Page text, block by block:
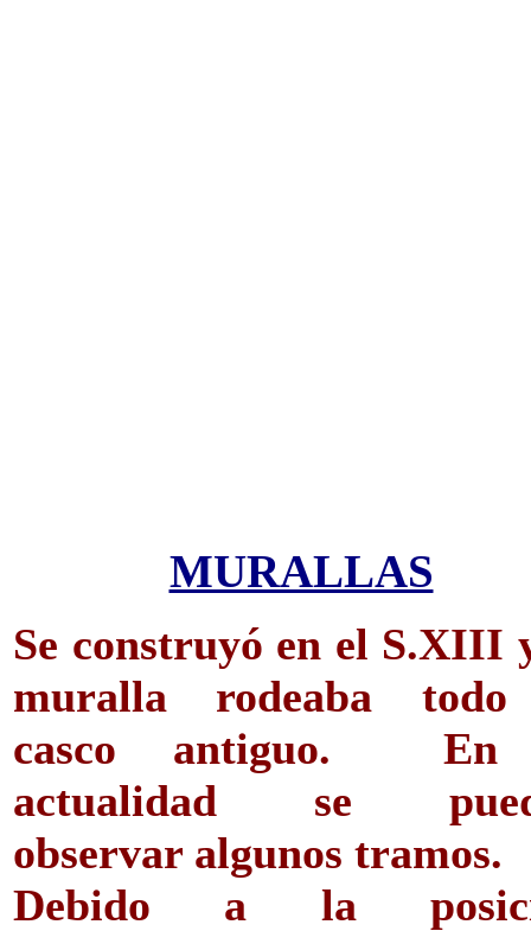
MURALLAS
Se construyó en el S.XIII
muralla rodeaba
casco antiguo.
actualidad se
observar algunos tramos.
Debido a la